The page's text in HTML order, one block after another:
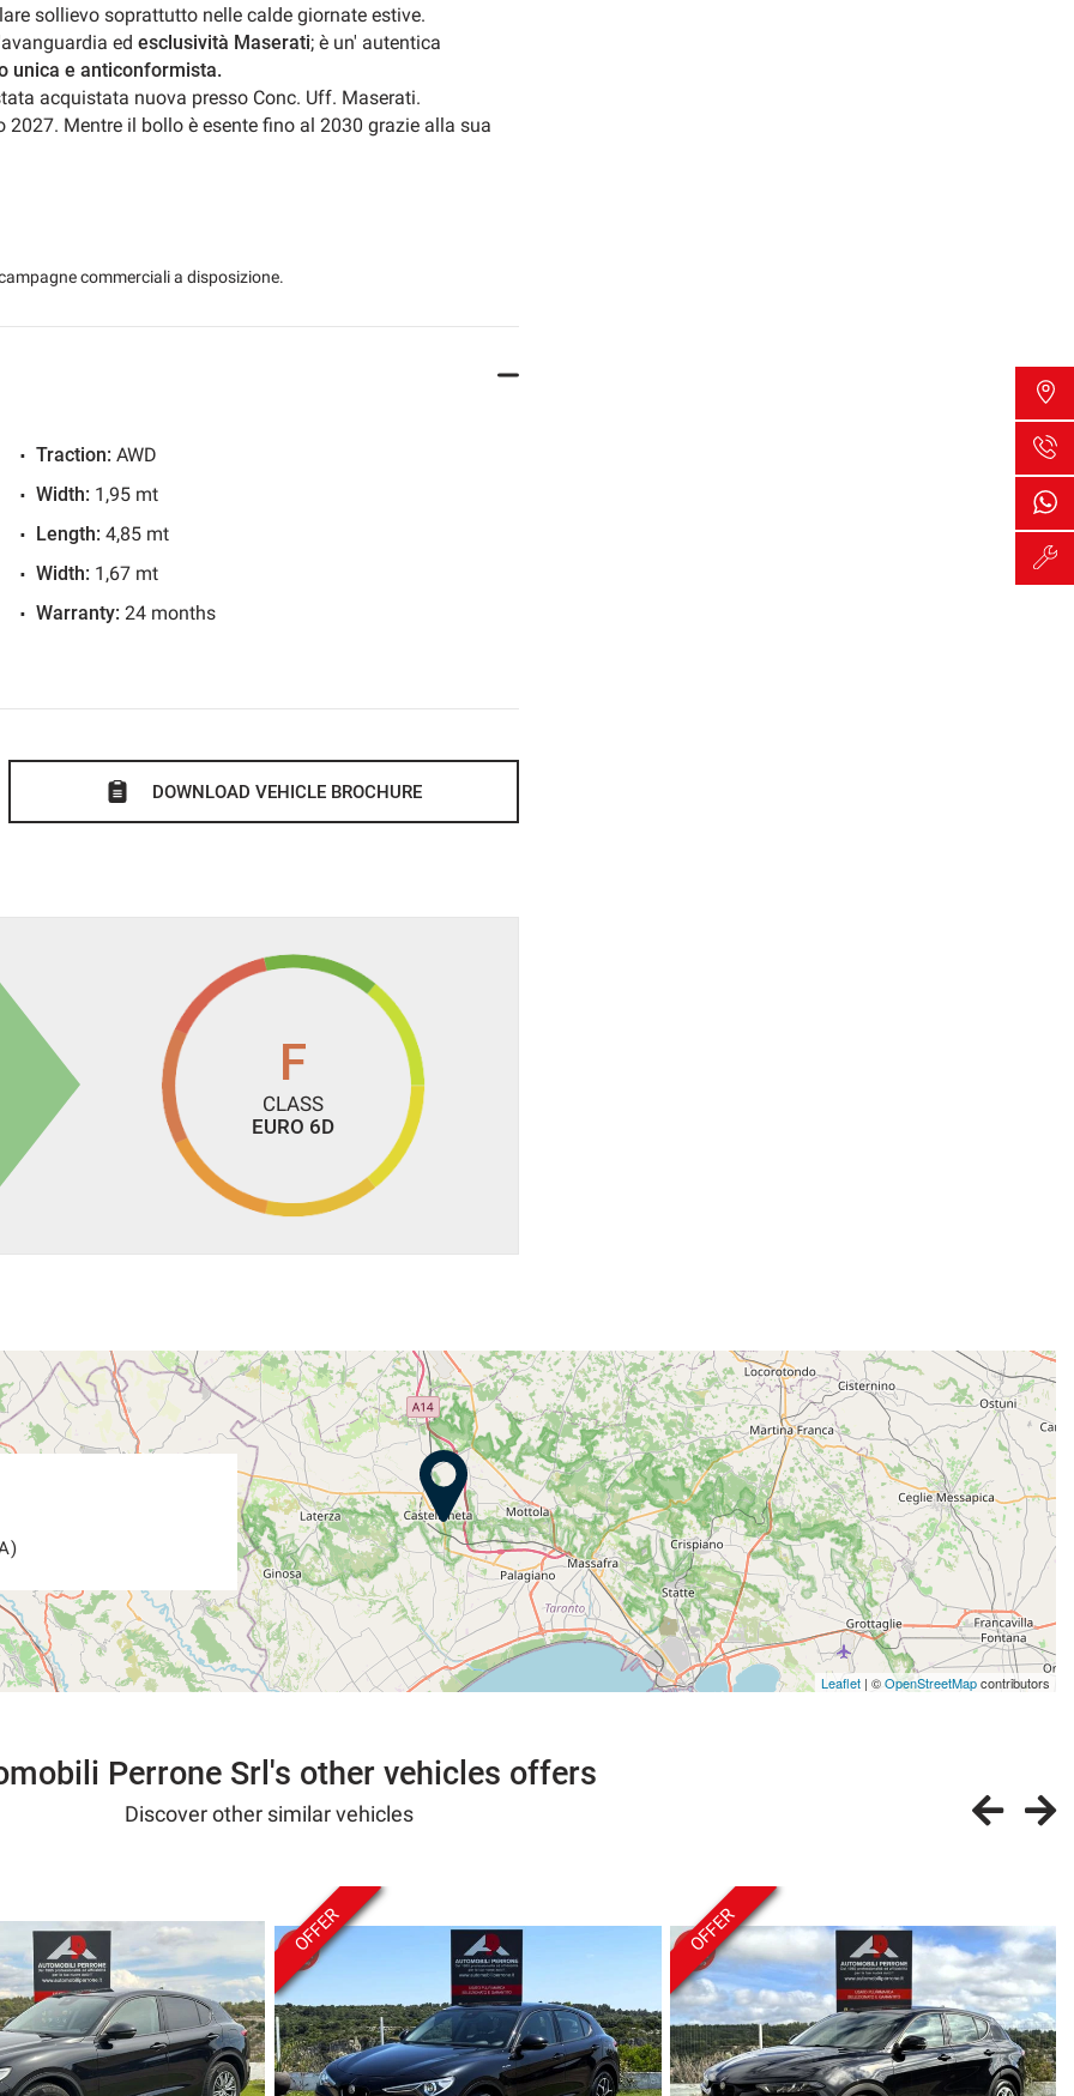
Camera for valet parking
USB
sollievo soprattutto nelle calde giornate estive.
ed esclusività Maserati; è un' autentica
unica e anticonformista.
acquistata nuova presso Conc. Uff. Maserati.
Mentre il bollo è esente fino al 2030 grazie alla sua
agevolato.
ai nostri clienti!!
automobilistiche;
per venire incontro alle vostre esigenze;
ottenere l'agevolazione dell'IVA al 4% a portatori di
E GARANTITO.
commerciali a disposizione.
Traction: AWD
Width: 1,95 mt
Length: 4,85 mt
Width: 1,67 mt
Warranty: 24 months
DOWNLOAD VEHICLE BROCHURE
F
CLASS
EURO 6D
Leaflet | ©OpenStreetMapcontributors
Perrone Srl's other vehicles offers
Discover other similar vehicles
OFFER OFFER